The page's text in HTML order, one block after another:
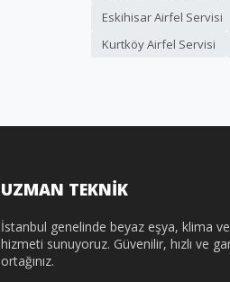
Eskihisar Airfel Servisi
Kurtköy Airfel Servisi
UZMAN TEKNİK
İstanbul genelinde beyaz eşya, klima
hizmeti sunuyoruz. Güvenilir, hızlı ve
ortağınız.